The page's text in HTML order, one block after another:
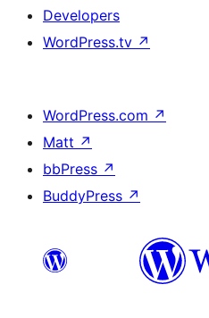
Developers
WordPress.tv ↗
WordPress.com ↗
Matt ↗
bbPress ↗
BuddyPress ↗